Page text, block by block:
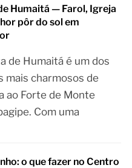
Humaitá — Farol, Igreja
pôr do sol em
de Humaitá é um dos
mais charmosos de
ao Forte de Monte
Com uma
o que fazer no Centro